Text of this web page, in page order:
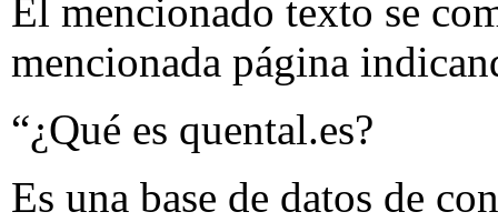
El mencionado texto se
mencionada página
“¿Qué es quental.es?
Es una base de datos de